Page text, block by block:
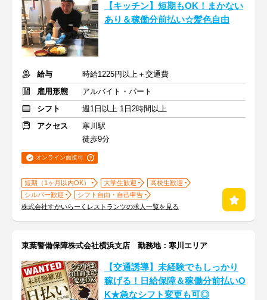
【キッチン】短期もOK！まかない
あり＆稼働分前払い☆髪色自由
給与
時給1225円以上＋交通費
雇用形態
アルバイト・パート
シフト
週1日以上 1日2時間以上
アクセス
寒川駅
徒歩9分
オンライン面接可
短期（1ヶ月以内OK） 大学生歓迎
高校生歓迎
シルバー歓迎
シフト自由・自己申告
株式会社すかいらーくレストランツの求人一覧を見る
東葉警備保障株式会社横浜支店 勤務地：寒川エリア
【交通誘導】未経験でもしっかり
稼げる！日給保障＆稼働分前払いO
K★急なシフト変更も可◎